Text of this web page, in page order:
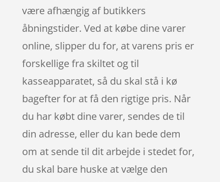
være afhængig af butikkers
åbningstider. Ved at købe dine varer
online, slipper du for, at varens pris er
forskellige fra skiltet og til
kasseapparatet, så du skal stå i kø
bagefter for at få den rigtige pris. Når
du har købt dine varer, sendes de til
din adresse, eller du kan bede dem
om at sende til dit arbejde i stedet for,
du skal bare huske at vælge den